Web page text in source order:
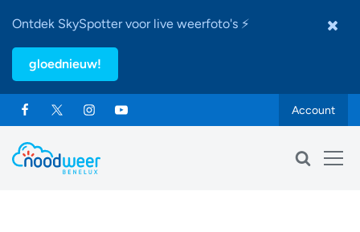
Ontdek SkySpotter voor live weerfoto's ⚡
gloednieuw!
Account